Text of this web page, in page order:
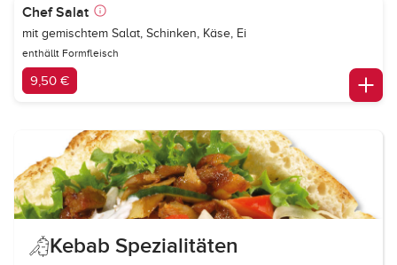
Chef Salat
mit gemischtem Salat, Schinken, Käse, Ei
enthällt Formfleisch
9,50 €
Kebab Spezialitäten